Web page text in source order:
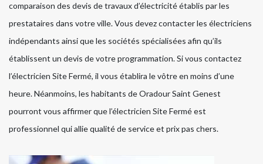
comparaison des devis de travaux d’électricité établis par les
prestataires dans votre ville. Vous devez contacter les électriciens
indépendants ainsi que les sociétés spécialisées afin qu’ils
établissent un devis de votre programmation. Si vous contactez
l’électricien Site Fermé, il vous établira le vôtre en moins d’une
heure. Néanmoins, les habitants de Oradour Saint Genest
pourront vous affirmer que l’électricien Site Fermé est
professionnel qui allie qualité de service et prix pas chers.